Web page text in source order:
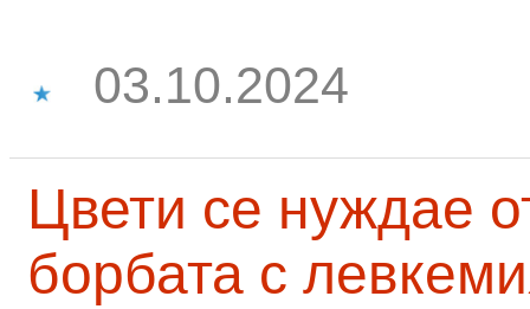
03.10.2024
Цвети се нуждае
борбата с